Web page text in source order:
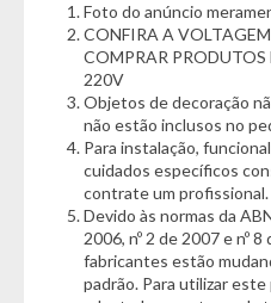
do cesto mantém a lavadora
performance duradoura. Para
temperado traz resistência,
ao design.
Mais do que lavar, a Electrolux
com tecnologia e praticidade,
quem busca alto desempenho
Informações Técnicas:
- Marca: Electrolux
Foto do anúncio
CONFIRA A
COMPRAR
220V
Objetos de decoração
não estão inclusos no
Para instalação,
cuidados específicos
contrate um profissional.
Devido às normas da
2006, nº 2 de 2007 e nº
fabricantes estão
padrão. Para utilizar